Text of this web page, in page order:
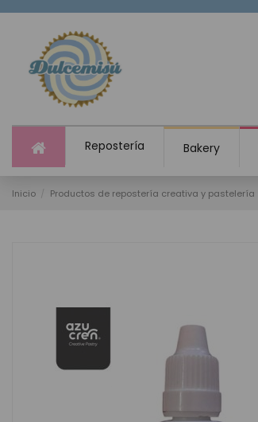
Repostería Bakery
Inicio Productos de repostería creativa y pastelería